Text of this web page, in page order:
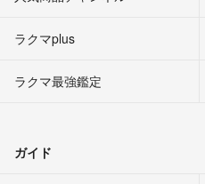
ラクマplus
ラクマ最強鑑定
ガイド